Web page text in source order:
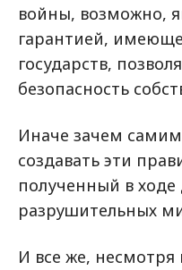
войны, возможно,
гарантией,
государств,
безопасность
Иначе зачем самим
создавать эти
полученный в ходе
разрушительных
И все же, несмотря